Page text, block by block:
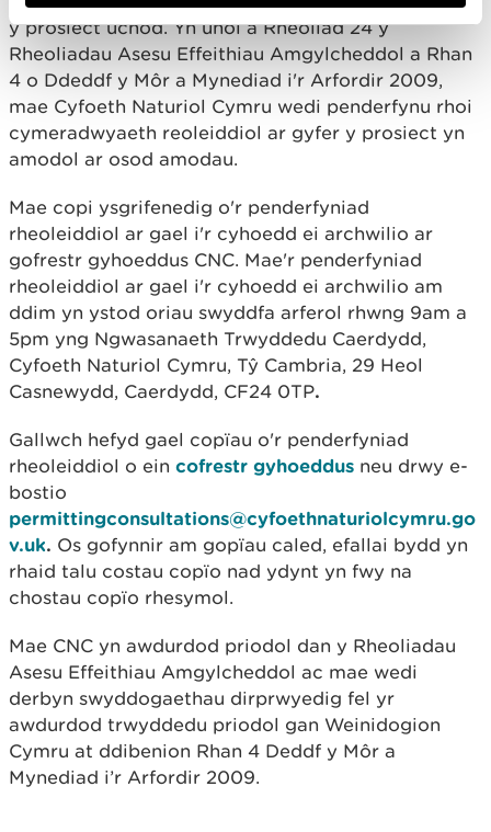
y prosiect uchod. Yn unol â Rheoliad 24 y
Rheoliadau Asesu Effeithiau Amgylcheddol a Rhan
4 o Ddeddf y Môr a Mynediad i'r Arfordir 2009,
mae Cyfoeth Naturiol Cymru wedi penderfynu rhoi
cymeradwyaeth reoleiddiol ar gyfer y prosiect yn
amodol ar osod amodau.
Mae copi ysgrifenedig o'r penderfyniad
rheoleiddiol ar gael i'r cyhoedd ei archwilio ar
gofrestr gyhoeddus CNC. Mae'r penderfyniad
rheoleiddiol ar gael i'r cyhoedd ei archwilio am
ddim yn ystod oriau swyddfa arferol rhwng 9am a
5pm yng Ngwasanaeth Trwyddedu Caerdydd,
Cyfoeth Naturiol Cymru, Tŷ Cambria, 29 Heol
Casnewydd, Caerdydd, CF24 0TP.
Gallwch hefyd gael copïau o'r penderfyniad
rheoleiddiol o ein cofrestr gyhoeddus neu drwy e-
bostio
permittingconsultations@cyfoethnaturiolcymru.go
v.uk. Os gofynnir am gopïau caled, efallai bydd yn
rhaid talu costau copïo nad ydynt yn fwy na
chostau copïo rhesymol.
Mae CNC yn awdurdod priodol dan y Rheoliadau
Asesu Effeithiau Amgylcheddol ac mae wedi
derbyn swyddogaethau dirprwyedig fel yr
awdurdod trwyddedu priodol gan Weinidogion
Cymru at ddibenion Rhan 4 Deddf y Môr a
Mynediad i’r Arfordir 2009.